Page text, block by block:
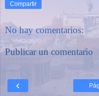
Compartir
No hay comentarios:
Publicar un comentario
‹